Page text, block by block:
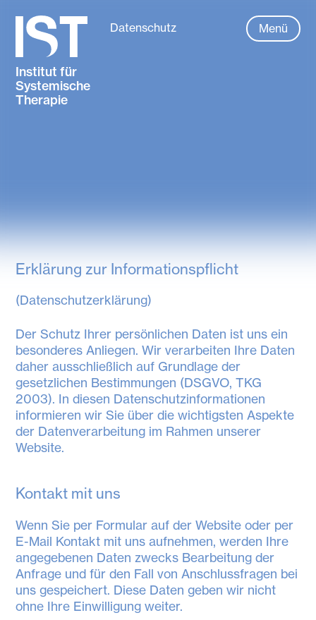
Institut für
Systemische
Therapie
Menü
Datenschutz
Datenschutz
Erklärung zur Informationspflicht
(Datenschutzerklärung)
Der Schutz Ihrer persönlichen Daten ist uns ein
besonderes Anliegen. Wir verarbeiten Ihre Daten
daher ausschließlich auf Grundlage der
gesetzlichen Bestimmungen (DSGVO, TKG
2003). In diesen Datenschutzinformationen
informieren wir Sie über die wichtigsten Aspekte
der Datenverarbeitung im Rahmen unserer
Website.
Kontakt mit uns
Wenn Sie per Formular auf der Website oder per
E-Mail Kontakt mit uns aufnehmen, werden Ihre
angegebenen Daten zwecks Bearbeitung der
Anfrage und für den Fall von Anschlussfragen bei
uns gespeichert. Diese Daten geben wir nicht
ohne Ihre Einwilligung weiter.